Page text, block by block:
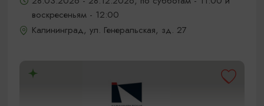
воскресеньям - 12:00
Калининград, ул. Генеральская, зд. 27